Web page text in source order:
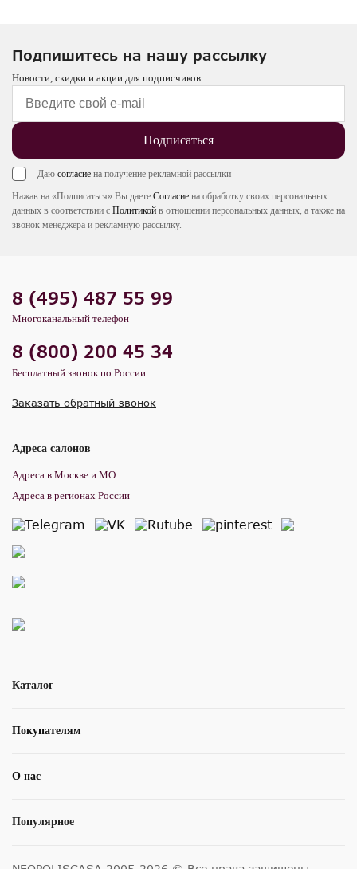
Подпишитесь на нашу рассылку
Новости, скидки и акции для подписчиков
Подписаться
Даю согласие на получение рекламной рассылки
Нажав на «Подписаться» Вы даете Согласие на обработку своих персональных
данных в соответствии с Политикой в отношении персональных данных, а также на
звонок менеджера и рекламную рассылку.
Каталог
Покупателям
О нас
Популярное
8 (495) 487 55 99
Многоканальный телефон
8 (800) 200 45 34
Бесплатный звонок по России
Заказать обратный звонок
Адреса салонов
Адреса в Москве и МО
Адреса в регионах России